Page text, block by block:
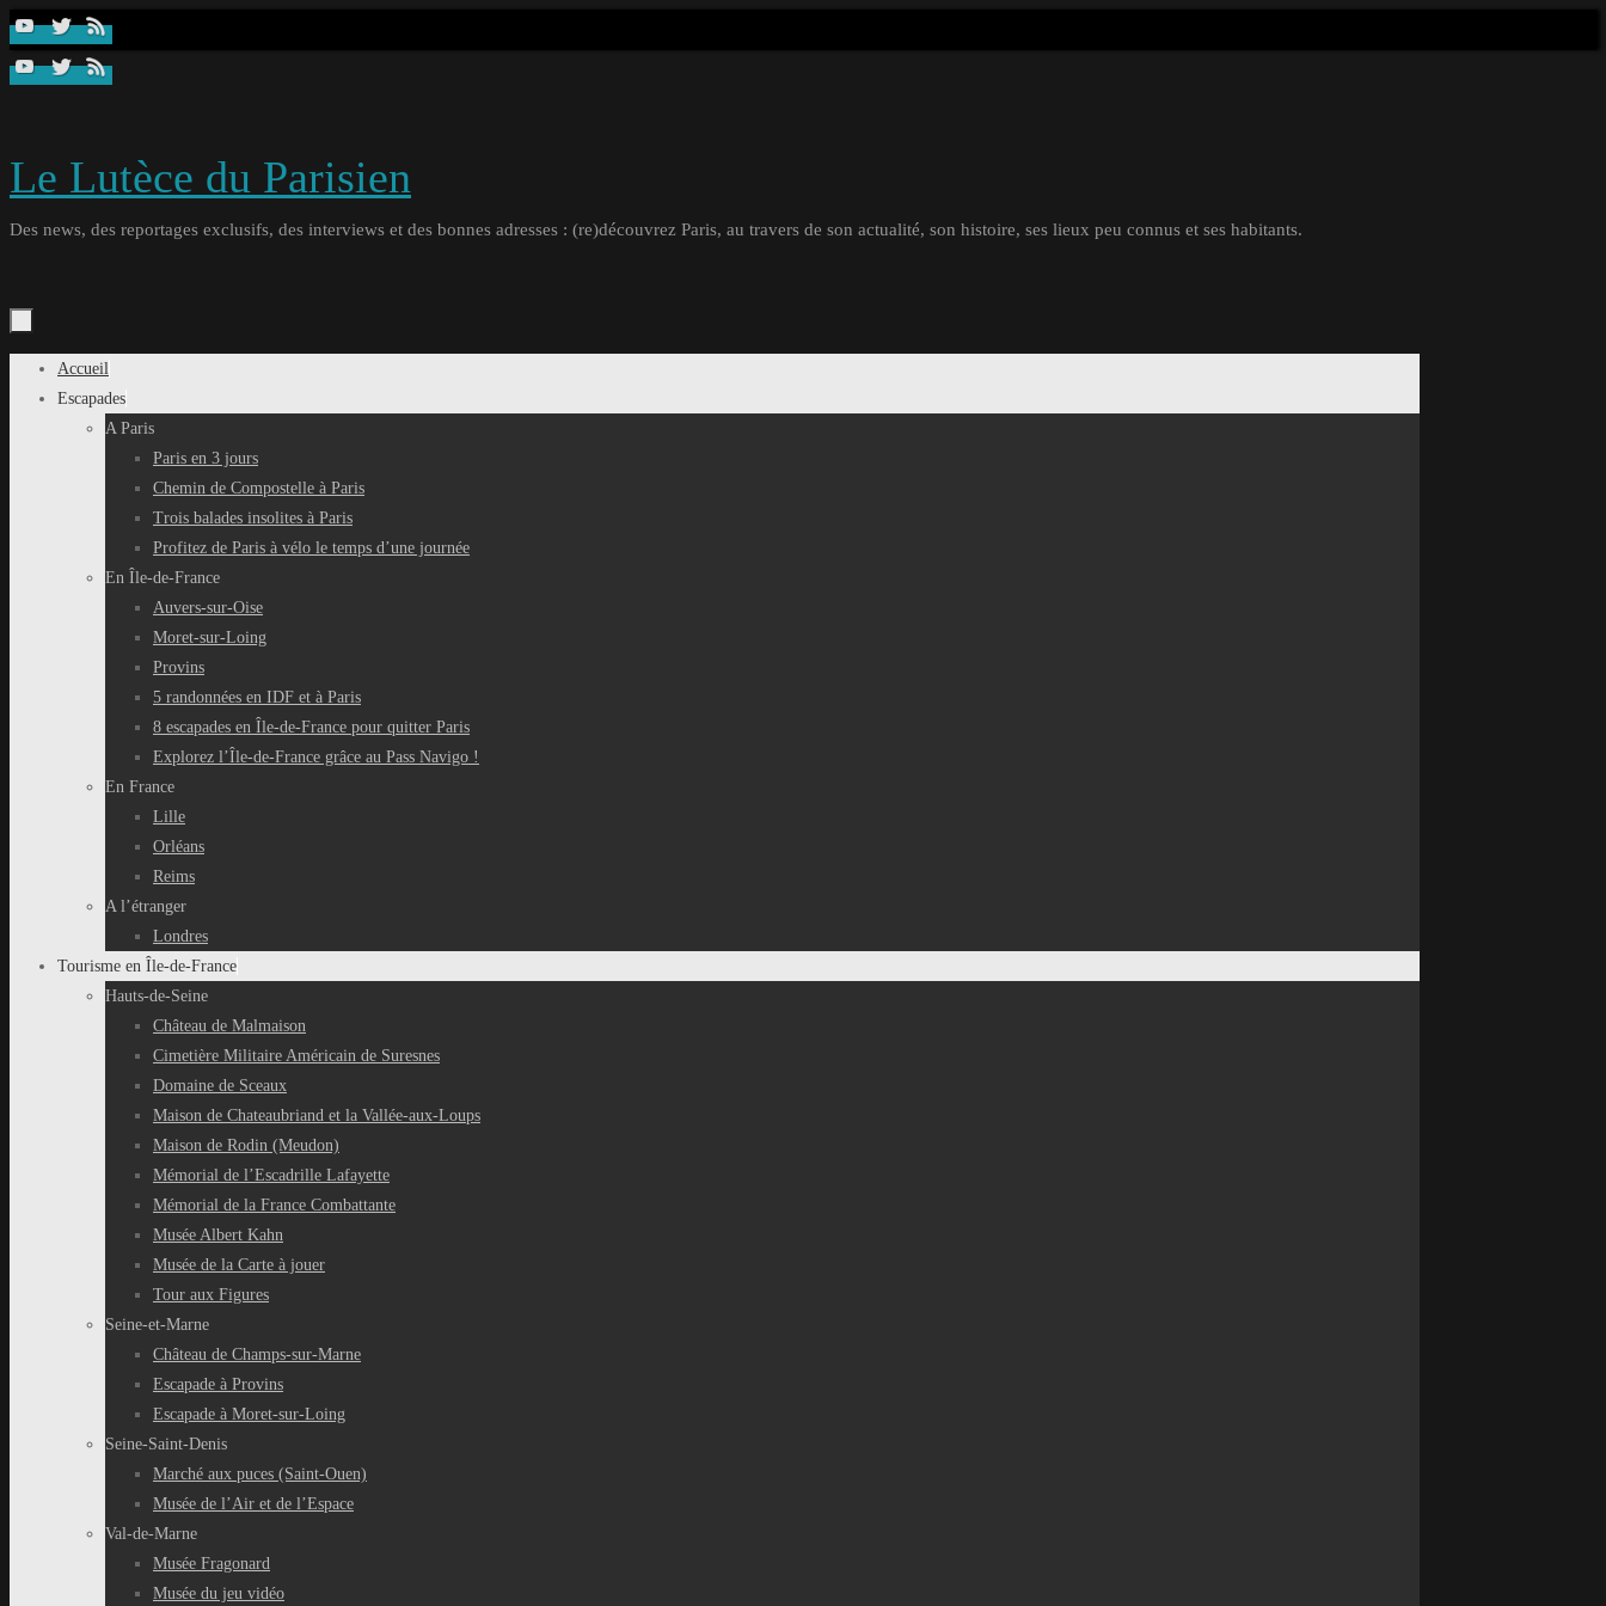
Passer
contenu
Le Lutèce du Parisien
Des news, des reportages exclusifs, des interviews et des bonnes adresses : (re)découvrez Paris, au travers de son actualité, son histoire, ses lieux peu connus et ses habitants.
Passer
Accueil
Escapades
A Paris
Paris en 3 jours
Chemin de Compostelle à Paris
Trois balades insolites à Paris
Profitez de Paris à vélo le temps d’une journée
En Île-de-France
Auvers-sur-Oise
Moret-sur-Loing
Provins
5 randonnées en IDF et à Paris
8 escapades en Île-de-France pour quitter Paris
Explorez l’Île-de-France grâce au Pass Navigo !
En France
Lille
Orléans
Reims
A l’étranger
Londres
Tourisme en Île-de-France
Hauts-de-Seine
Château de Malmaison
Cimetière Militaire Américain de Suresnes
Domaine de Sceaux
Maison de Chateaubriand et la Vallée-aux-Loups
Maison de Rodin (Meudon)
Mémorial de l’Escadrille Lafayette
Mémorial de la France Combattante
Musée Albert Kahn
Musée de la Carte à jouer
Tour aux Figures
Seine-et-Marne
Château de Champs-sur-Marne
Escapade à Provins
Escapade à Moret-sur-Loing
Seine-Saint-Denis
Marché aux puces (Saint-Ouen)
Musée de l’Air et de l’Espace
Val-de-Marne
Musée Fragonard
Musée du jeu vidéo